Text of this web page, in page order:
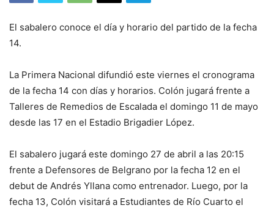
El sabalero conoce el día y horario del partido de la fecha
14.
La Primera Nacional difundió este viernes el cronograma
de la fecha 14 con días y horarios. Colón jugará frente a
Talleres de Remedios de Escalada el domingo 11 de mayo
desde las 17 en el Estadio Brigadier López.
El sabalero jugará este domingo 27 de abril a las 20:15
frente a Defensores de Belgrano por la fecha 12 en el
debut de Andrés Yllana como entrenador. Luego, por la
fecha 13, Colón visitará a Estudiantes de Río Cuarto el